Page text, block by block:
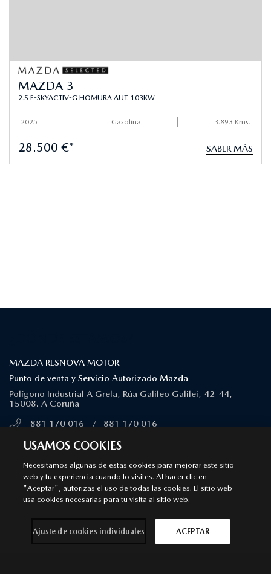
MAZDA 3
2.5 E-SKYACTIV-G HOMURA AUT. 103KW
2025 Gasolina 3.893 Kms.
28.500 €* SABER MÁS
MAZDA RESNOVA MOTOR
Punto de venta y Servicio Autorizado Mazda
Polígono Industrial A Grela, Rúa Galileo Galilei, 42-44,
15008. A Coruña
881 170 016
/
881 170 016
MÁS INFORMACIÓN
Aviso legal
Ley de Servicios Digitales
© 2026 Mazda España | Todos los derechos reservados |
All In Media
SÍGUENOS EN
USAMOS COOKIES
Necesitamos algunas de estas cookies para mejorar este sitio
web y tu experiencia cuando lo visites. Al hacer clic en
"Aceptar", autorizas el uso de todas las cookies. El sitio web
usa cookies necesarias para tu visita al sitio web.
Ajuste de cookies individuales ACEPTAR